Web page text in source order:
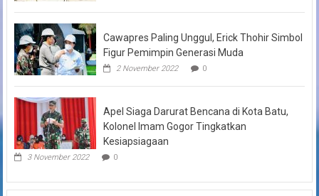
Cawapres Paling Unggul, Erick Thohir Simbol
Figur Pemimpin Generasi Muda
2 November 2022 0
Apel Siaga Darurat Bencana di Kota Batu,
Kolonel Imam Gogor Tingkatkan
Kesiapsiagaan
3 November 2022 0